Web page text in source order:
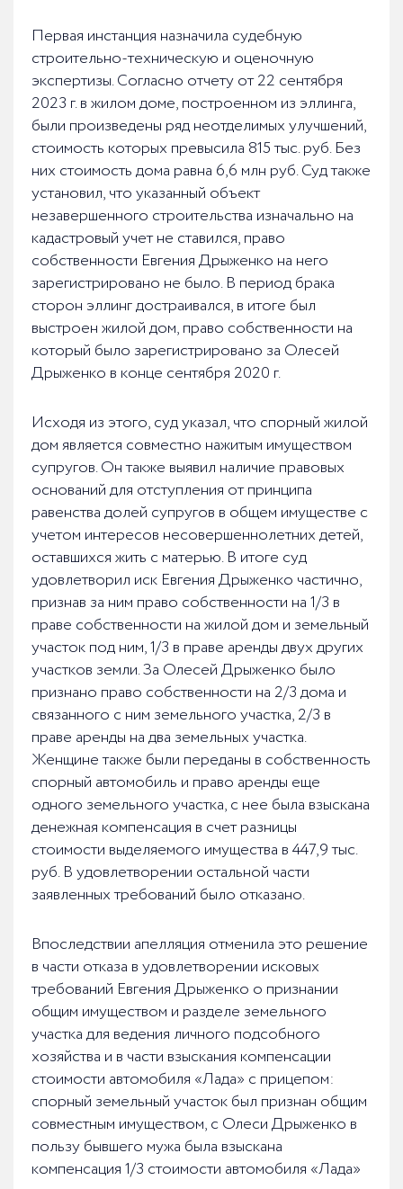
Первая инстанция назначила судебную
строительно-техническую и оценочную
экспертизы. Согласно отчету от 22 сентября
2023 г. в жилом доме, построенном из эллинга,
были произведены ряд неотделимых улучшений,
стоимость которых превысила 815 тыс. руб. Без
них стоимость дома равна 6,6 млн руб. Суд также
установил, что указанный объект
незавершенного строительства изначально на
кадастровый учет не ставился, право
собственности Евгения Дрыженко на него
зарегистрировано не было. В период брака
сторон эллинг достраивался, в итоге был
выстроен жилой дом, право собственности на
который было зарегистрировано за Олесей
Дрыженко в конце сентября 2020 г.
Исходя из этого, суд указал, что спорный жилой
дом является совместно нажитым имуществом
супругов. Он также выявил наличие правовых
оснований для отступления от принципа
равенства долей супругов в общем имуществе с
учетом интересов несовершеннолетних детей,
оставшихся жить с матерью. В итоге суд
удовлетворил иск Евгения Дрыженко частично,
признав за ним право собственности на 1/3 в
праве собственности на жилой дом и земельный
участок под ним, 1/3 в праве аренды двух других
участков земли. За Олесей Дрыженко было
признано право собственности на 2/3 дома и
связанного с ним земельного участка, 2/3 в
праве аренды на два земельных участка.
Женщине также были переданы в собственность
спорный автомобиль и право аренды еще
одного земельного участка, с нее была взыскана
денежная компенсация в счет разницы
стоимости выделяемого имущества в 447,9 тыс.
руб. В удовлетворении остальной части
заявленных требований было отказано.
Впоследствии апелляция отменила это решение
в части отказа в удовлетворении исковых
требований Евгения Дрыженко о признании
общим имуществом и разделе земельного
участка для ведения личного подсобного
хозяйства и в части взыскания компенсации
стоимости автомобиля «Лада» с прицепом:
спорный земельный участок был признан общим
совместным имуществом, с Олеси Дрыженко в
пользу бывшего мужа была взыскана
компенсация 1/3 стоимости автомобиля «Лада»